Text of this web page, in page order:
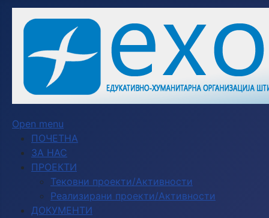
Open menu
ПОЧЕТНА
ЗА НАС
ПРОЕКТИ
Тековни проекти/Активности
Реализирани проекти/Активности
ДОКУМЕНТИ